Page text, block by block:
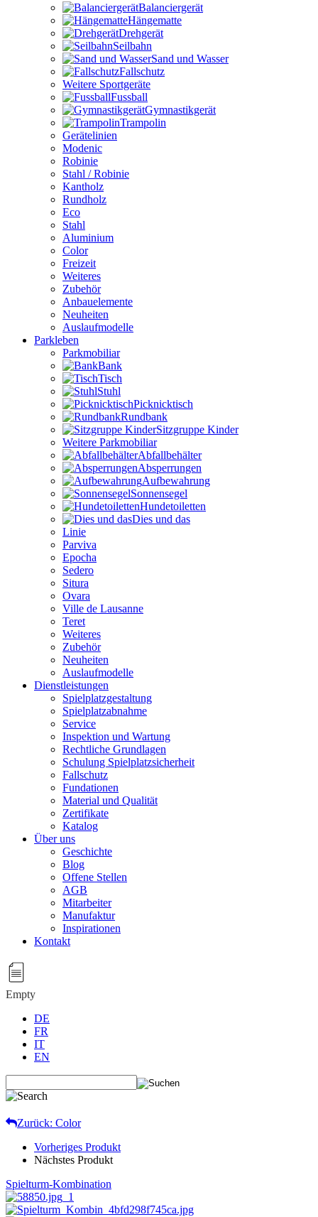
Balanciergerät
Hängematte
Drehgerät
Seilbahn
Sand und Wasser
Fallschutz
Weitere Sportgeräte
Fussball
Gymnastikgerät
Trampolin
Gerätelinien
Modenic
Robinie
Stahl / Robinie
Kantholz
Rundholz
Eco
Stahl
Aluminium
Color
Freizeit
Weiteres
Zubehör
Anbauelemente
Neuheiten
Auslaufmodelle
Parkleben
Parkmobiliar
Bank
Tisch
Stuhl
Picknicktisch
Rundbank
Sitzgruppe Kinder
Weitere Parkmobiliar
Abfallbehälter
Absperrungen
Aufbewahrung
Sonnensegel
Hundetoiletten
Dies und das
Linie
Parviva
Epocha
Sedero
Situra
Ovara
Ville de Lausanne
Teret
Weiteres
Zubehör
Neuheiten
Auslaufmodelle
Dienstleistungen
Spielplatzgestaltung
Spielplatzabnahme
Service
Inspektion und Wartung
Rechtliche Grundlagen
Schulung Spielplatzsicherheit
Fallschutz
Fundationen
Material und Qualität
Zertifikate
Katalog
Über uns
Geschichte
Blog
Offene Stellen
AGB
Mitarbeiter
Manufaktur
Inspirationen
Kontakt
Empty
DE
FR
IT
EN
Zurück: Color
Vorheriges Produkt
Nächstes Produkt
Spielturm-Kombination